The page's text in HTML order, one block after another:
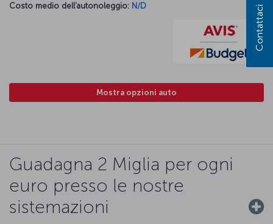
Costo medio dell'autonoleggio: N/D
Mostra opzioni auto
Guadagna 2 Miglia per ogni
euro presso le nostre
sistemazioni
Contattaci